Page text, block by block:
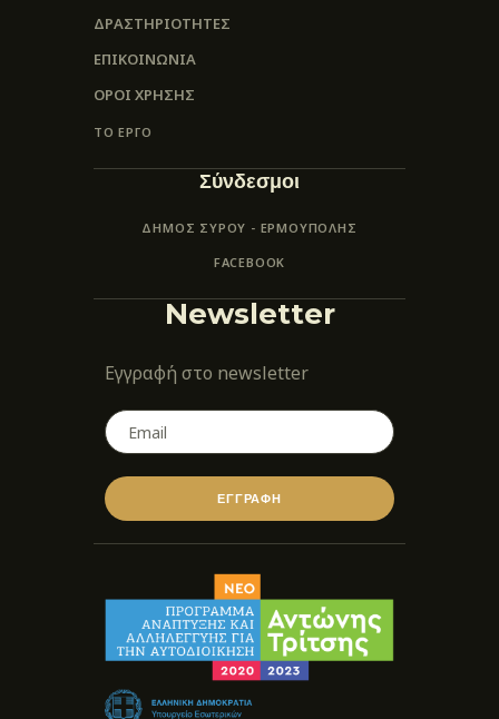
ΔΡΑΣΤΗΡΙΟΤΗΤΕΣ
ΕΠΙΚΟΙΝΩΝΊΑ
ΌΡΟΙ ΧΡΉΣΗΣ
ΤΟ ΕΡΓΟ
Σύνδεσμοι
ΔΗΜΟΣ ΣΥΡΟΥ - ΕΡΜΟΎΠΟΛΗΣ
FACEBOOK
Newsletter
Εγγραφή στο newsletter
ΕΓΓΡΑΦΗ